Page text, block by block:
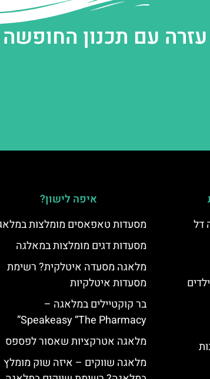
עזרה עם תכנון
דל
איפה לישון?
מסעדות טאפאסים מומלצות
מסעדות דגים מומלצות במאלגה
מלאגה מסעדה איטלקית? רשימת
מסעדות איטלקיות
בר קוקטיילים במלאגה –
Speakeasy “The Pharmacy”
מלאגה אטרקציות שאסור לפספס
מלאגה שווקים – איזה שוק מומלץ